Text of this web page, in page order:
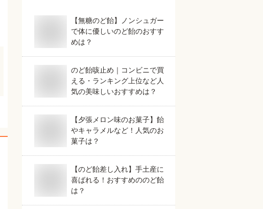
【無糖のど飴】ノンシュガー
で体に優しいのど飴のおすす
めは？
のど飴咳止め｜コンビニで買
える・ランキング上位など人
気の美味しいおすすめは？
【夕張メロン味のお菓子】飴
やキャラメルなど！人気のお
菓子は？
【のど飴差し入れ】手土産に
喜ばれる！おすすめののど飴
は？